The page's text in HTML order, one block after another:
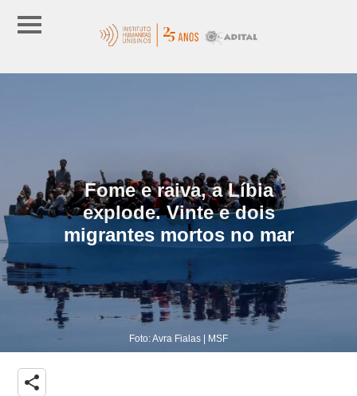
Fome e raiva, a Líbia
explode. Vinte e dois
migrantes mortos no mar
Foto: Avra Fialas | MSF
share